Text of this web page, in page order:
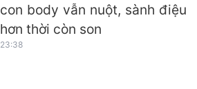
con body vẫn nuột, sành điệu
hơn thời còn son
23:38